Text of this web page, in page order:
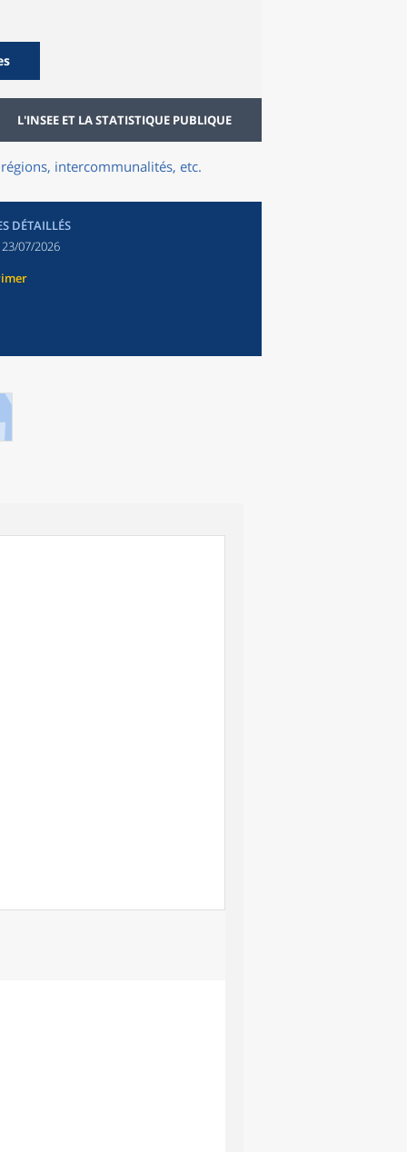
L'INSEE ET LA STATISTIQUE PUBLIQUE
intercommunalités, etc.
DÉTAILLÉS
23/07/2026